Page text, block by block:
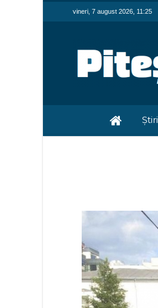
vineri, 7 august 2026, 11:25
Știri